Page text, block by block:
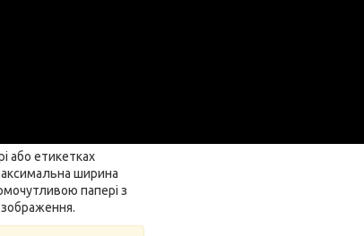
або етикетках
ширина
папері з